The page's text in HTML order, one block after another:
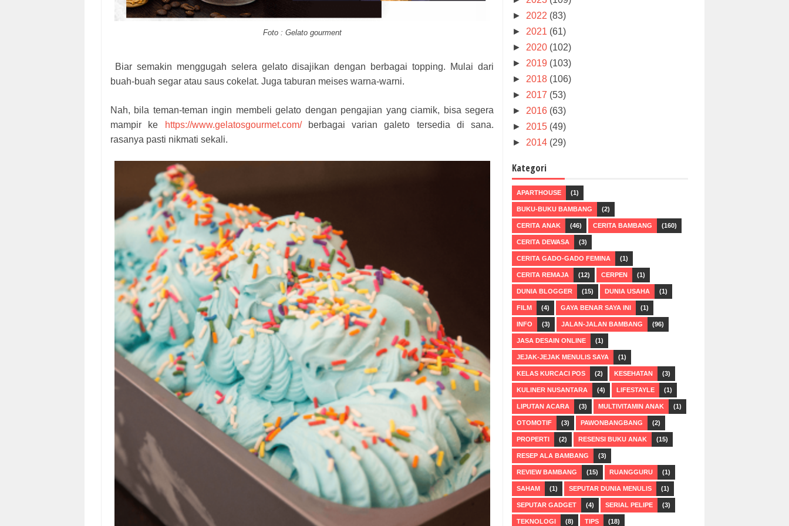
Foto : Gelato gourment
Biar semakin menggugah selera gelato disajikan dengan berbagai topping. Mulai dari
buah-buah segar atau saus cokelat. Juga taburan meises warna-warni.
Nah, bila teman-teman ingin membeli gelato dengan pengajian yang ciamik, bisa segera
mampir ke
https://www.gelatosgourmet.com/berbagai varian galeto tersedia di sana.
rasanya pasti nikmati sekali.
► 2022 (83)
► 2021 (61)
► 2020 (102)
► 2019 (103)
► 2018 (106)
► 2017 (53)
► 2016 (63)
► 2015 (49)
► 2014 (29)
Kategori
APARTHOUSE (1)
BUKU-BUKU BAMBANG (2)
CERITA ANAK (46) CERITA BAMBANG (160)
CERITA DEWASA (3)
CERITA GADO-GADO FEMINA (1)
CERITA REMAJA (12) CERPEN (1)
DUNIA BLOGGER (15) DUNIA USAHA (1)
FILM (4) GAYA BENAR SAYA INI (1)
INFO (3) JALAN-JALAN BAMBANG (96)
JASA DESAIN ONLINE (1)
JEJAK-JEJAK MENULIS SAYA (1)
KELAS KURCACI POS (2) KESEHATAN (3)
KULINER NUSANTARA (4) LIFESTAYLE (1)
LIPUTAN ACARA (3) MULTIVITAMIN ANAK (1)
OTOMOTIF (3) PAWONBANGBANG (2)
PROPERTI (2) RESENSI BUKU ANAK (15)
RESEP ALA BAMBANG (3)
REVIEW BAMBANG (15) RUANGGURU (1)
SAHAM (1) SEPUTAR DUNIA MENULIS (1)
SEPUTAR GADGET (4) SERIAL PELIPE (3)
TEKNOLOGI (8) TIPS (18)